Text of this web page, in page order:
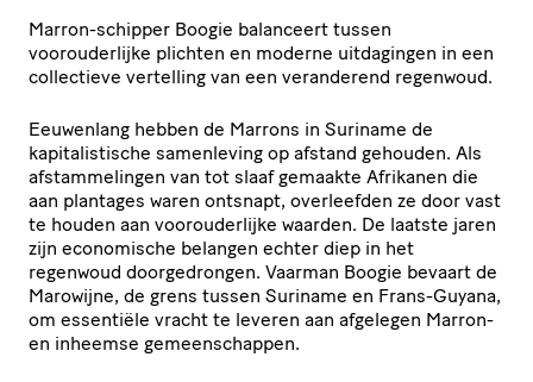
Marron-schipper Boogie balanceert tussen
voorouderlijke plichten en moderne uitdagingen in een
collectieve vertelling van een veranderend regenwoud.
Eeuwenlang hebben de Marrons in Suriname de
kapitalistische samenleving op afstand gehouden. Als
afstammelingen van tot slaaf gemaakte Afrikanen die
aan plantages waren ontsnapt, overleefden ze door vast
te houden aan voorouderlijke waarden. De laatste jaren
zijn economische belangen echter diep in het
regenwoud doorgedrongen. Vaarman Boogie bevaart de
Marowijne, de grens tussen Suriname en Frans-Guyana,
om essentiële vracht te leveren aan afgelegen Marron-
en inheemse gemeenschappen.